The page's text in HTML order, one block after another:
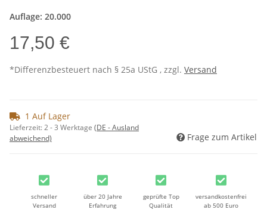
Auflage: 20.000
17,50 €
*Differenzbesteuert nach § 25a UStG , zzgl. Versand
1 Auf Lager
Lieferzeit:2 - 3 Werktage (DE - Ausland
abweichend)
Frage zum Artikel
schneller
Versand
über 20 Jahre
Erfahrung
geprüfte Top
Qualität
versandkostenfrei
ab 500 Euro